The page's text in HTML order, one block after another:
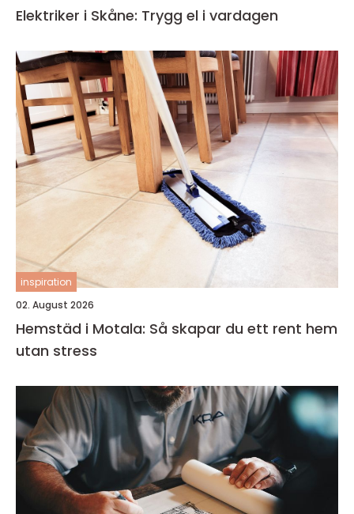
Elektriker i Skåne: Trygg el i vardagen
inspiration
02. August 2026
Hemstäd i Motala: Så skapar du ett rent hem
utan stress